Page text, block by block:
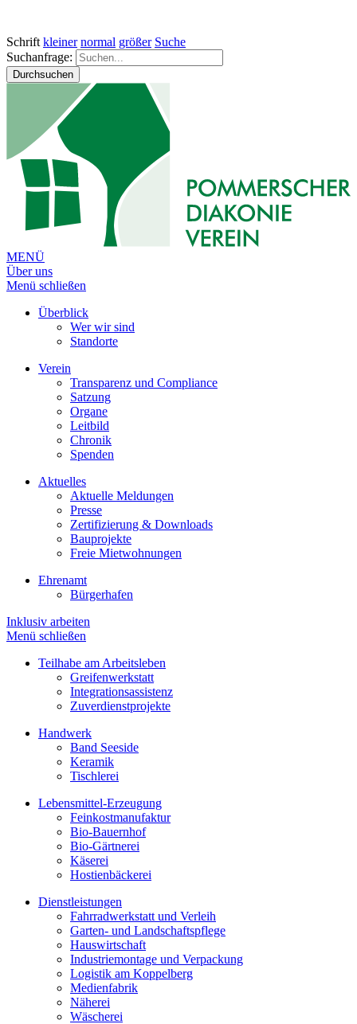
Schrift kleiner normal größer Suche
Suchanfrage:
Durchsuchen
MENÜ
Über uns
Menü schließen
Überblick
Wer wir sind
Standorte
Verein
Transparenz und Compliance
Satzung
Organe
Leitbild
Chronik
Spenden
Aktuelles
Aktuelle Meldungen
Presse
Zertifizierung & Downloads
Bauprojekte
Freie Mietwohnungen
Ehrenamt
Bürgerhafen
Inklusiv arbeiten
Menü schließen
Teilhabe am Arbeitsleben
Greifenwerkstatt
Integrationsassistenz
Zuverdienstprojekte
Handwerk
Band Seeside
Keramik
Tischlerei
Lebensmittel-Erzeugung
Feinkostmanufaktur
Bio-Bauernhof
Bio-Gärtnerei
Käserei
Hostienbäckerei
Dienstleistungen
Fahrradwerkstatt und Verleih
Garten- und Landschaftspflege
Hauswirtschaft
Industriemontage und Verpackung
Logistik am Koppelberg
Medienfabrik
Näherei
Wäscherei